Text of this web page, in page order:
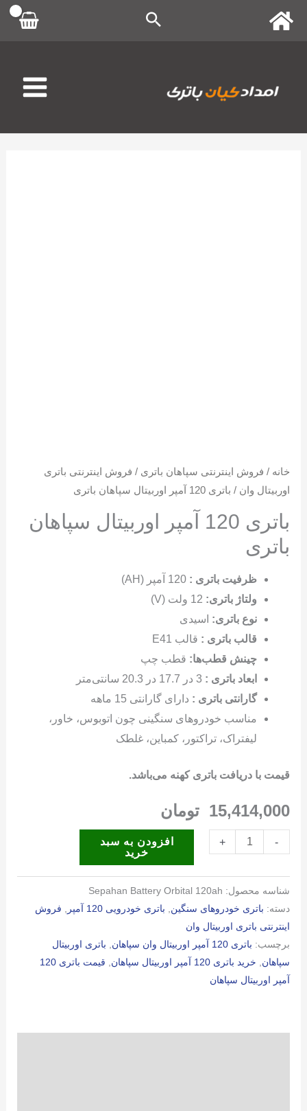
پرش
خانه / فروش اینترنتی سپاهان باتری / فروش اینترنتی باتری
اوربیتال وان / باتری 120 آمپر اوربیتال سپاهان باتری
باتری 120 آمپر اوربیتال سپاهان
باتری
ظرفیت باتری :
ولتاژ باتری:
نوع باتری: اسیدی
قالب باتری : قالب E41
چینش قطب‌ها: قطب چپ
ابعاد باتری :
گارانتی باتری : دارای گارانتی 15 ماهه
مناسب خودروهای سنگینی چون اتوبوس، خاور،
لیفتراک، تراکتور، کمباین، غلطک
قیمت با دریافت باتری کهنه می‌باشد.
15,414,000 تومان
-
آمپر
اوربیتال
عدد
+
افزودن به سبد
خرید
شناسه محصول: Sepahan Battery Orbital 120ah
دسته: باتری خودروهای سنگین, باتری خودرویی 120 آمپر , فروش
اینترنتی باتری اوربیتال وان
برچسب: باتری 120 آمپر اوربیتال وان سپاهان , باتری اوربیتال
سپاهان, خرید باتری 120 آمپر اوربیتال سپاهان ,
قیمت باتری 120
آمپر اوربیتال سپاهان